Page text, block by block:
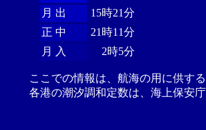
月 出
15時21分
正 中
21時11分
月 入
2時5分
ここでの情報は、航海の用に供す
各港の潮汐調和定数は、海上保安